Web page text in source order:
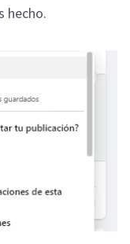
hecho.